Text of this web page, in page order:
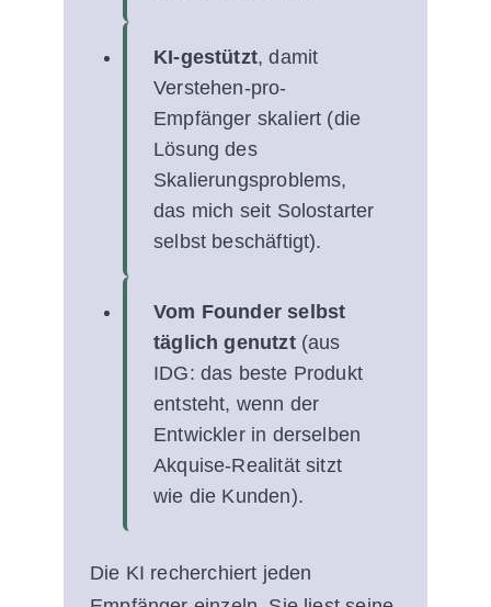
KI-gestützt, damit
Verstehen-pro-
Empfänger skaliert (die
Lösung des
Skalierungsproblems,
das mich seit Solostarter
selbst beschäftigt).
Vom Founder selbst
täglich genutzt(aus
IDG: das beste Produkt
entsteht, wenn der
Entwickler in derselben
Akquise-Realität sitzt
wie die Kunden).
Die KI recherchiert jeden